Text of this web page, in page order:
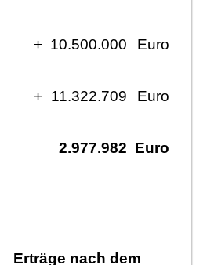
+ 10.500.000
Euro
+ 11.322.709
Euro
2.977.982 Euro
Erträge nach dem